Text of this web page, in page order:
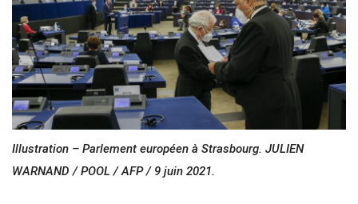
Illustration – Parlement européen à Strasbourg. JULIEN
WARNAND / POOL / AFP / 9 juin 2021.